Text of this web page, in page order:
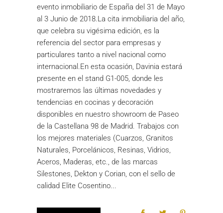
evento inmobiliario de España del 31 de Mayo
al 3 Junio de 2018.La cita inmobiliaria del año,
que celebra su vigésima edición, es la
referencia del sector para empresas y
particulares tanto a nivel nacional como
internacional.En esta ocasión, Davinia estará
presente en el stand G1-005, donde les
mostraremos las últimas novedades y
tendencias en cocinas y decoración
disponibles en nuestro showroom de Paseo
de la Castellana 98 de Madrid. Trabajos con
los mejores materiales (Cuarzos, Granitos
Naturales, Porcelánicos, Resinas, Vidrios,
Aceros, Maderas, etc., de las marcas
Silestones, Dekton y Corian, con el sello de
calidad Elite Cosentino